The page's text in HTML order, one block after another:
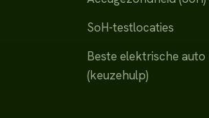
SoH-testlocaties
Beste elektrische auto
(keuzehulp)